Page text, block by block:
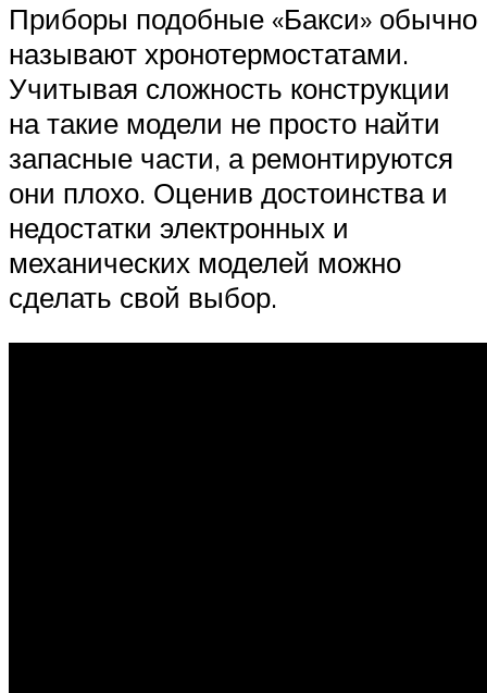
Приборы подобные «Бакси» обычно
называют хронотермостатами.
Учитывая сложность конструкции
на такие модели не просто найти
запасные части, а ремонтируются
они плохо. Оценив достоинства и
недостатки электронных и
механических моделей можно
сделать свой выбор.